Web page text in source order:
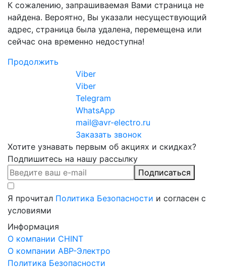
К сожалению, запрашиваемая Вами страница не
найдена. Вероятно, Вы указали несуществующий
адрес, страница была удалена, перемещена или
сейчас она временно недоступна!
Продолжить
Viber
Viber
Telegram
WhatsApp
mail@avr-electro.ru
Заказать звонок
Хотите узнавать первым об акциях и скидках?
Подпишитесь на нашу рассылку
Подписаться
Я прочитал Политика Безопасности и согласен с
условиями
Информация
О компании CHINT
О компании АВР-Электро
Политика Безопасности